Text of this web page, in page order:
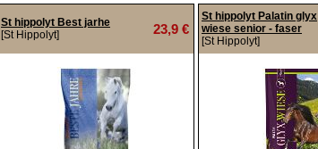
St hippolyt Best jarhe
[St Hippolyt]
23,9 €
St hippolyt Palatin glyx
wiese senior - faser
[St Hippolyt]